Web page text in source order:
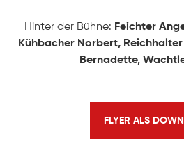
Hinter der Bühne: Feichter
Kühbacher Norbert,
Bernadette,
FLYER ALS